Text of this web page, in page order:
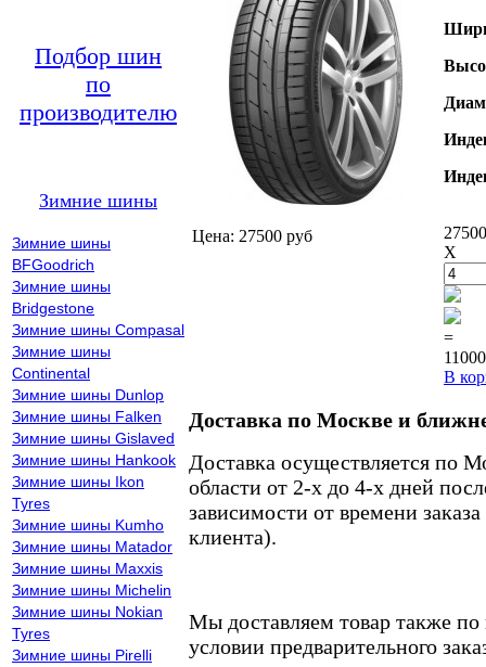
Подбор шин
по
производителю
Зимние шины
Зимние шины
BFGoodrich
Зимние шины
Bridgestone
Зимние шины Compasal
Зимние шины
Continental
Зимние шины Dunlop
Зимние шины Falken
Зимние шины Gislaved
Зимние шины Hankook
Зимние шины Ikon
Tyres
Зимние шины Kumho
Зимние шины Matador
Зимние шины Maxxis
Зимние шины Michelin
Зимние шины Nokian
Tyres
Зимние шины Pirelli
Цена: 27500 руб
X
=
В
Доставка по Москве и
Доставка осуществляется по
области от 2-х до 4-х дней
зависимости от времени
клиента).
Мы доставляем товар также
условии предварительного